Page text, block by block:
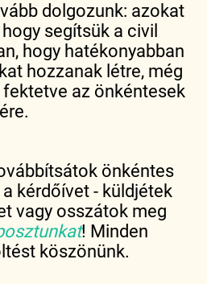
dolgozunk: azokat
segítsük a civil
hogy hatékonyabban
hozzanak létre, még
az önkéntesek
önkéntes
kérdőívet - küldjétek
vagy osszátok meg
! Minden
köszönünk.